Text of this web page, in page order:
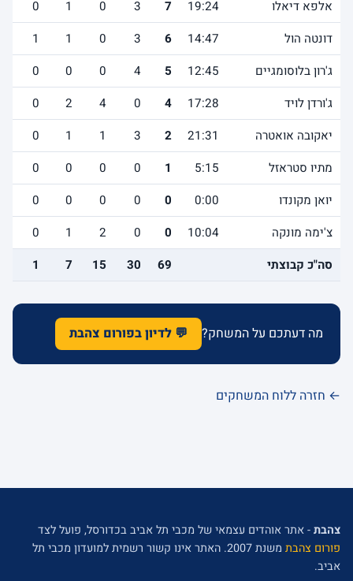
אלפא דיאלו
19:24
7
3
0
1
0
דונטה הול
14:47
6
3
0
1
1
ג'רון בלוסומגיים
12:45
5
4
0
0
0
ג'ורדן לויד
17:28
4
0
4
2
0
יאקובה אואטרה
21:31
2
3
1
1
0
מתיו סטראזל
5:15
1
0
0
0
0
יואן מקונדו
0:00
0
0
0
0
0
צ'ימה מונקה
10:04
0
0
2
1
0
סה"כ קבוצתי
69
30
15
7
1
מה דעתכם על המשחק? 💬 לדיון בפורום צהבת
← חזרה ללוח המשחקים
צהבת- אתר אוהדים עצמאי של מכבי תל אביב בכדורסל, פועל לצד
פורום צהבת
משנת 2007. האתר אינו קשור רשמית למועדון מכבי תל
אביב.